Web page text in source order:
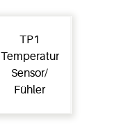
TP1
Temperatur
Sensor/
Fühler